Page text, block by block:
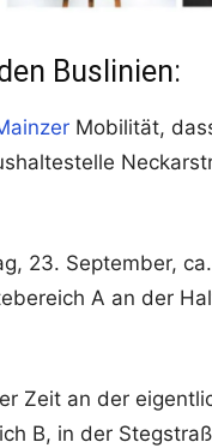
Buslinien:
Mobilität,
23. September,
A an der
Zeit an der
B, in der